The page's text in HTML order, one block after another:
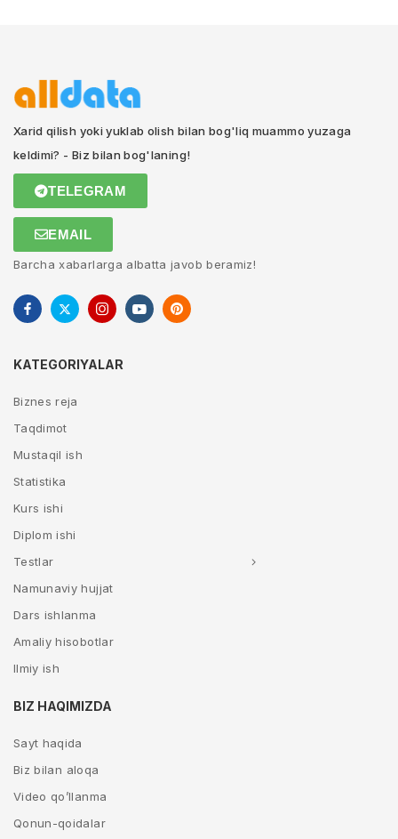
Xarid qilish yoki yuklab olish bilan bog'liq muammo yuzaga
keldimi? - Biz bilan bog'laning!
TELEGRAM
EMAIL
Barcha xabarlarga albatta javob beramiz!
KATEGORIYALAR
Biznes reja
Taqdimot
Mustaqil ish
Statistika
Kurs ishi
Diplom ishi
Testlar
Namunaviy hujjat
Dars ishlanma
Amaliy hisobotlar
Ilmiy ish
BIZ HAQIMIZDA
Sayt haqida
Biz bilan aloqa
Video qo’llanma
Qonun-qoidalar